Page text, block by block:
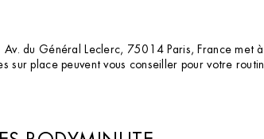
du Général Leclerc, 75014 Paris, France met
sur place peuvent vous conseiller pour votre